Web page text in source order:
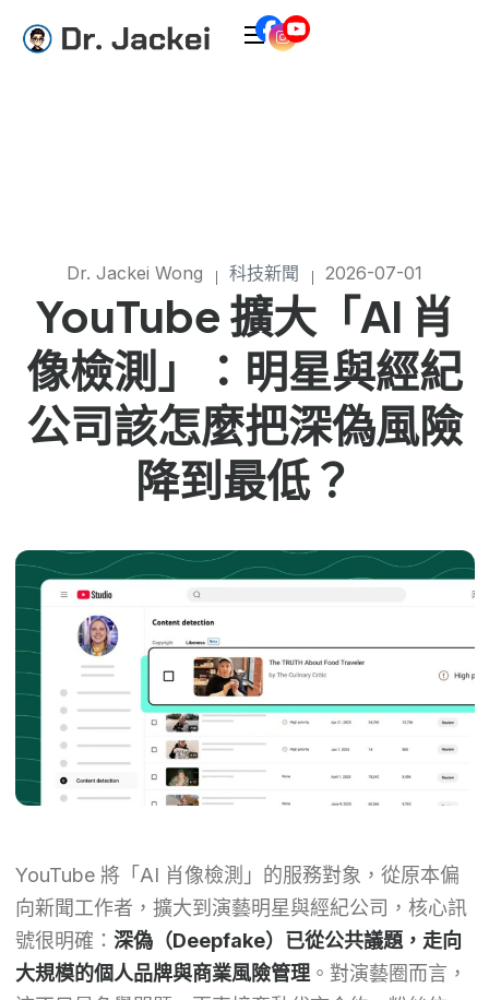
Dr. Jackei Wong 科技新聞 2026-07-01
YouTube 擴大「AI 肖
像檢測」：明星與經紀
公司該怎麼把深偽風險
降到最低？
YouTube 將「AI 肖像檢測」的服務對象，從原本偏
向新聞工作者，擴大到演藝明星與經紀公司，核心訊
號很明確： 深偽（Deepfake）已從公共議題，走向
大規模的個人品牌與商業風險管理。對演藝圈而言，